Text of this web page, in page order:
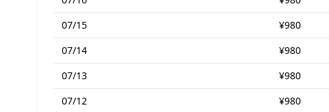
07/15
¥980
07/14
¥980
07/13
¥980
07/12
¥980